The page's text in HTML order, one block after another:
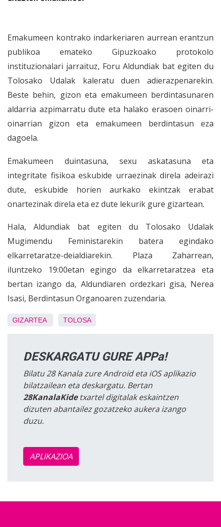
Emakumeen kontrako indarkeriaren aurrean erantzun
publikoa emateko Gipuzkoako protokolo
instituzionalari jarraituz, Foru Aldundiak bat egiten du
Tolosako Udalak kaleratu duen adierazpenarekin.
Beste behin, gizon eta emakumeen berdintasunaren
aldarria azpimarratu dute eta halako erasoen oinarri-
oinarrian gizon eta emakumeen berdintasun eza
dagoela.
Emakumeen duintasuna, sexu askatasuna eta
integritate fisikoa eskubide urraezinak direla adeirazi
dute, eskubide horien aurkako ekintzak erabat
onartezinak direla eta ez dute lekurik gure gizartean.
Hala, Aldundiak bat egiten du Tolosako Udalak
Mugimendu Feministarekin batera egindako
elkarretaratze-deialdiarekin. Plaza Zaharrean,
iluntzeko 19:00etan egingo da elkarretaratzea eta
bertan izango da, Aldundiaren ordezkari gisa, Nerea
Isasi, Berdintasun Organoaren zuzendaria.
GIZARTEA TOLOSA
DESKARGATU GURE APPa!
Bilatu 28 Kanala zure Android eta iOS aplikazio
bilatzailean eta deskargatu. Bertan
28KanalaKidetxartel digitalak eskaintzen
dizuten abantailez gozatzeko aukera izango
duzu.
APLIKAZIOA